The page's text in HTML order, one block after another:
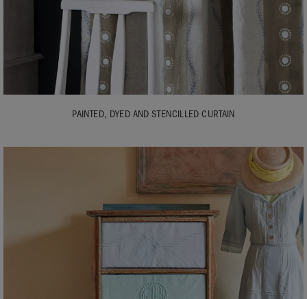
PAINTED, DYED AND STENCILLED CURTAIN